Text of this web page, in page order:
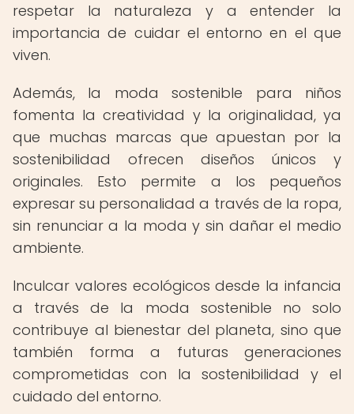
respetar la naturaleza y a entender la
importancia de cuidar el entorno en el que
viven.
Además, la moda sostenible para niños
fomenta la creatividad y la originalidad, ya
que muchas marcas que apuestan por la
sostenibilidad ofrecen diseños únicos y
originales. Esto permite a los pequeños
expresar su personalidad a través de la ropa,
sin renunciar a la moda y sin dañar el medio
ambiente.
Inculcar valores ecológicos desde la infancia
a través de la moda sostenible no solo
contribuye al bienestar del planeta, sino que
también forma a futuras generaciones
comprometidas con la sostenibilidad y el
cuidado del entorno.